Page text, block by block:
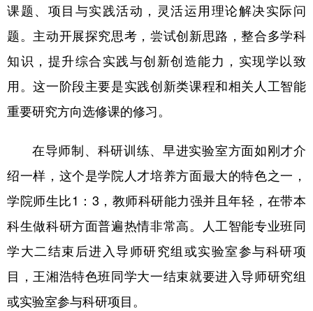
课题、项目与实践活动，灵活运用理论解决实际问
题。主动开展探究思考，尝试创新思路，整合多学科
知识，提升综合实践与创新创造能力，实现学以致
用。这一阶段主要是实践创新类课程和相关人工智能
重要研究方向选修课的修习。
在导师制、科研训练、早进实验室方面如刚才介
绍一样，这个是学院人才培养方面最大的特色之一，
学院师生比1：3，教师科研能力强并且年轻，在带本
科生做科研方面普遍热情非常高。人工智能专业班同
学大二结束后进入导师研究组或实验室参与科研项
目，王湘浩特色班同学大一结束就要进入导师研究组
或实验室参与科研项目。